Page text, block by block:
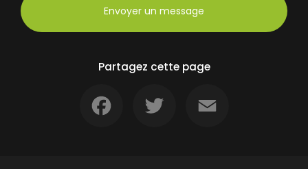
Envoyer un message
Partagez cette page